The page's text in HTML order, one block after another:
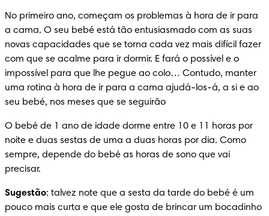
No primeiro ano, começam os problemas à hora de ir para
a cama. O seu bebé está tão entusiasmado com as suas
novas capacidades que se torna cada vez mais difícil fazer
com que se acalme para ir dormir. E fará o possível e o
impossível para que lhe pegue ao colo… Contudo, manter
uma rotina à hora de ir para a cama ajudá-los-á, a si e ao
seu bebé, nos meses que se seguirão
O bebé de 1 ano de idade dorme entre 10 e 11 horas por
noite e duas sestas de uma a duas horas por dia. Como
sempre, depende do bebé as horas de sono que vai
precisar.
Sugestão: talvez note que a sesta da tarde do bebé é um
pouco mais curta e que ele gosta de brincar um bocadinho